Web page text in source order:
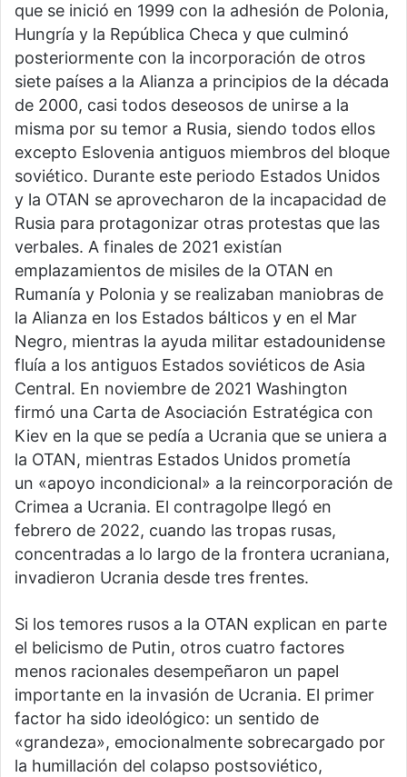
que se inició en 1999 con la adhesión de Polonia,
Hungría y la República Checa y que culminó
posteriormente con la incorporación de otros
siete países a la Alianza a principios de la década
de 2000, casi todos deseosos de unirse a la
misma por su temor a Rusia, siendo todos ellos
excepto Eslovenia antiguos miembros del bloque
soviético. Durante este periodo Estados Unidos
y la OTAN se aprovecharon de la incapacidad de
Rusia para protagonizar otras protestas que las
verbales. A finales de 2021 existían
emplazamientos de misiles de la OTAN en
Rumanía y Polonia y se realizaban maniobras de
la Alianza en los Estados bálticos y en el Mar
Negro, mientras la ayuda militar estadounidense
fluía a los antiguos Estados soviéticos de Asia
Central. En noviembre de 2021 Washington
firmó una Carta de Asociación Estratégica con
Kiev en la que se pedía a Ucrania que se uniera a
la OTAN, mientras Estados Unidos prometía
un «apoyo incondicional» a la reincorporación de
Crimea a Ucrania. El contragolpe llegó en
febrero de 2022, cuando las tropas rusas,
concentradas a lo largo de la frontera ucraniana,
invadieron Ucrania desde tres frentes.
Si los temores rusos a la OTAN explican en parte
el belicismo de Putin, otros cuatro factores
menos racionales desempeñaron un papel
importante en la invasión de Ucrania. El primer
factor ha sido ideológico: un sentido de
«grandeza», emocionalmente sobrecargado por
la humillación del colapso postsoviético,